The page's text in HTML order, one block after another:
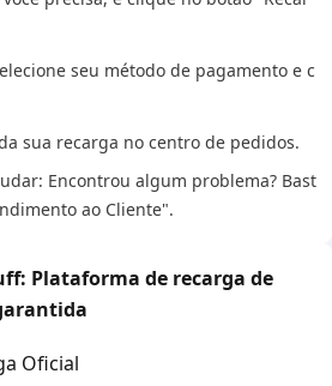
seu método de pagamento e c
sua recarga no centro de pedidos.
Encontrou algum problema? Bast
ao Cliente".
Plataforma de recarga de
Oficial